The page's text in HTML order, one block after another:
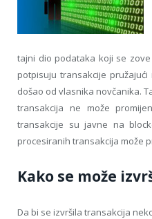
tajni dio podataka koji se
potpisuju transakcije
došao od vlasnika novčanika.
transakcija ne može
transakcije su javne na
procesiranih transakcija može
Kako se može
Da bi se izvršila transakcija